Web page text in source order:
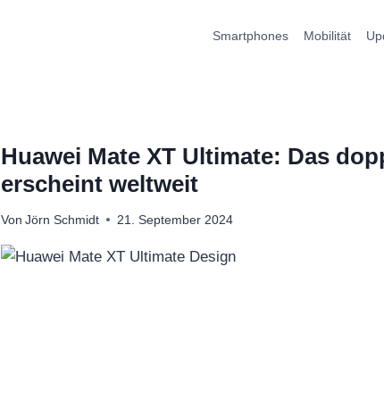
Smartphones Mobilität
Huawei Mate XT Ultimate: Das
erscheint weltweit
Von Jörn Schmidt 21. September 2024